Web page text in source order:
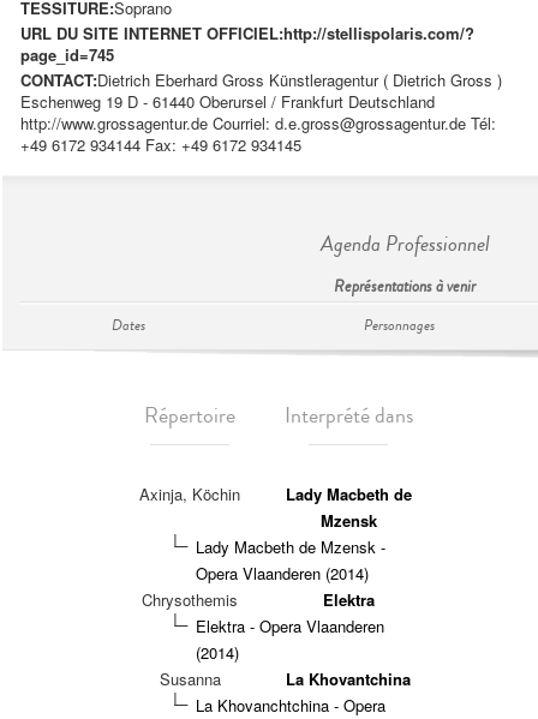
TESSITURE:Soprano
URL DU SITE INTERNET OFFICIEL:http://stellispolaris.com/?
page_id=745
CONTACT:Dietrich Eberhard Gross Künstleragentur ( Dietrich Gross )
Eschenweg 19 D - 61440 Oberursel / Frankfurt Deutschland
http://www.grossagentur.de Courriel: d.e.gross@grossagentur.de Tél:
+49 6172 934144 Fax: +49 6172 934145
Agenda Professionnel
Représentations à venir
Dates Personnages
Répertoire Interprété dans
Axinja, Köchin
Lady Macbeth de
Mzensk
Lady Macbeth de Mzensk -
Opera Vlaanderen (2014)
Chrysothemis
Elektra
Elektra - Opera Vlaanderen
(2014)
Susanna
La Khovantchina
La Khovanchtchina - Opera